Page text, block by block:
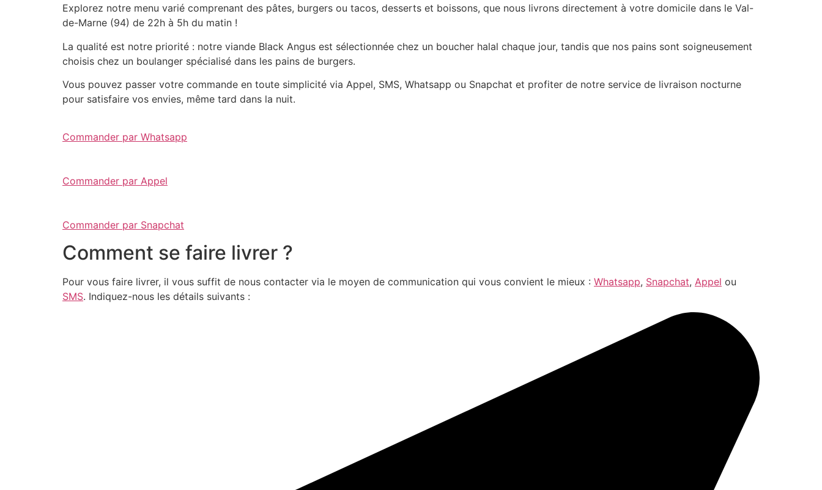
Explorez notre menu varié comprenant des pâtes, burgers ou tacos, desserts et boissons, que nous livrons directement à votre domicile dans le Val-
de-Marne (94) de 22h à 5h du matin !
La qualité est notre priorité : notre viande Black Angus est sélectionnée chez un boucher halal chaque jour, tandis que nos pains sont soigneusement
choisis chez un boulanger spécialisé dans les pains de burgers.
Vous pouvez passer votre commande en toute simplicité via Appel, SMS, Whatsapp ou Snapchat et profiter de notre service de livraison nocturne
pour satisfaire vos envies, même tard dans la nuit.
Commander par Whatsapp
Commander par Appel
Commander par Snapchat
Comment se faire livrer ?
Pour vous faire livrer, il vous suffit de nous contacter via le moyen de communication qui vous convient le mieux : Whatsapp, Snapchat, Appel ou
SMS. Indiquez-nous les détails suivants :